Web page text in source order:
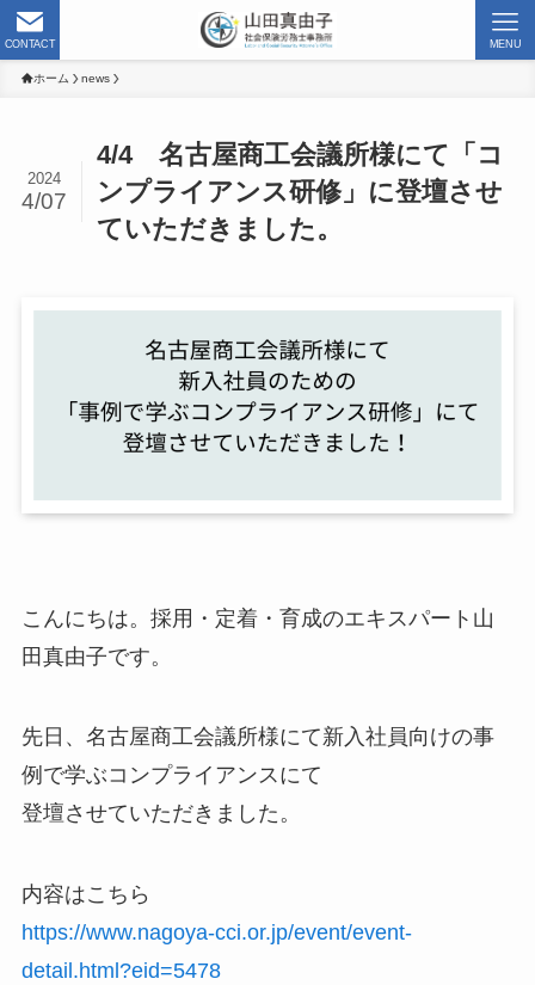
CONTACT MENU
ホーム news
4/4 名古屋商工会議所様にて「コ
ンプライアンス研修」に登壇させ
ていただきました。
2024
4/07
こんにちは。採用・定着・育成のエキスパート山
田真由子です。
先日、名古屋商工会議所様にて新入社員向けの事
例で学ぶコンプライアンスにて
登壇させていただきました。
内容はこちら
https://www.nagoya-cci.or.jp/event/event-
detail.html?eid=5478